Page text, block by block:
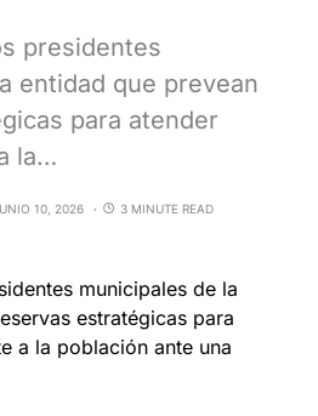
presidentes
entidad que prevean
para atender
la…
10, 2026 3 MINUTE READ
municipales de la
estratégicas para
a la población ante una